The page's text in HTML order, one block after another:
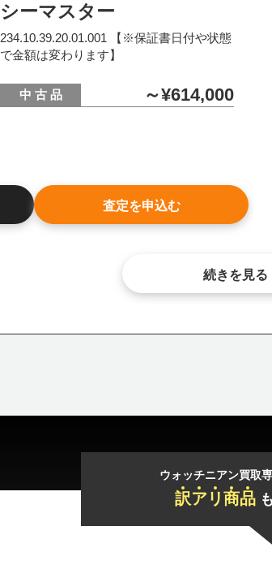
シーマスター
234.10.39.20.01.001 【※保証書日付や状態
で金額は変わります】
中 古 品 ～¥614,000
査定を申込む
続きを見る
ウォッチニアン買取
訳アリ商品